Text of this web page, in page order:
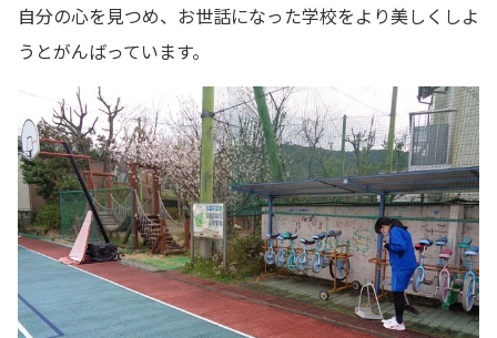
自分の心を見つめ、お世話になった学校をより美しくしよ
うとがんばっています。